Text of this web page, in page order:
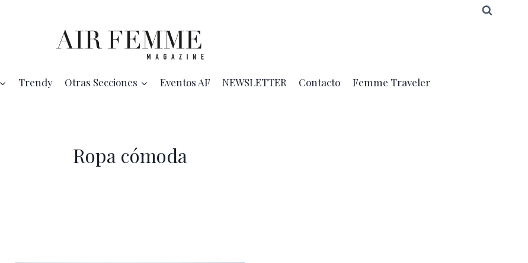
Trendy Otras Secciones Eventos AF NEWSLETTER Contacto Femme Traveler
Ropa cómoda